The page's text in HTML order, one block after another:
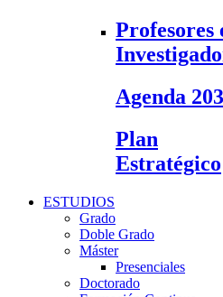
Profesores
Agenda
Plan
Estratégico
ESTUDIOS
Grado
Doble Grado
Máster
Presenciales
Doctorado